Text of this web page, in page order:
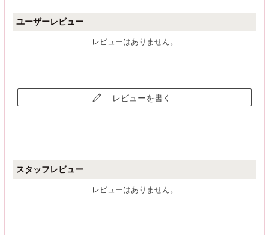
ユーザーレビュー
レビューはありません。
レビューを書く
スタッフレビュー
レビューはありません。